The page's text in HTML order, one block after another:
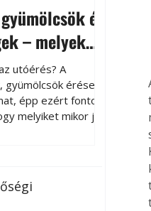
és
– melyek
leszedés
utóérés? A
gyümölcsök érése
épp ezért fontos
melyiket mikor jó
sokszor
azaz